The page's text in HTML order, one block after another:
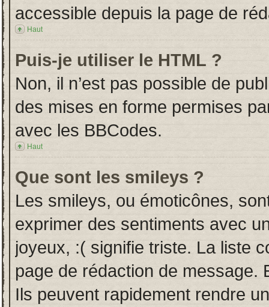
accessible depuis la page de
Haut
Puis-je utiliser le HTML ?
Non, il n’est pas possible de
des mises en forme permises
avec les BBCodes.
Haut
Que sont les smileys ?
Les smileys, ou émoticônes,
exprimer des sentiments avec
joyeux, :( signifie triste. La liste
page de rédaction de message.
Ils peuvent rapidement rendre